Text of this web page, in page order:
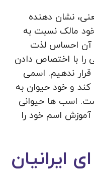
نشان دهنده
مالک نسبت به
آن احساس لذت
را با اختصاص دادن
قرار ندهیم. اسمی
کند و خود حیوان به
اسب ها حیوانی
اسم خود را
ایرانیان